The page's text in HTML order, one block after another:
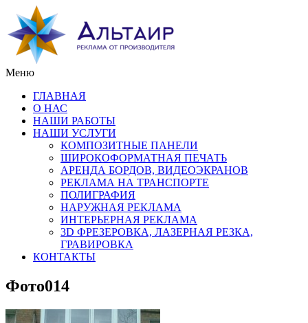
Меню
ГЛАВНАЯ
О НАС
НАШИ РАБОТЫ
НАШИ УСЛУГИ
КОМПОЗИТНЫЕ ПАНЕЛИ
ШИРОКОФОРМАТНАЯ ПЕЧАТЬ
АРЕНДА БОРДОВ, ВИДЕОЭКРАНОВ
РЕКЛАМА НА ТРАНСПОРТЕ
ПОЛИГРАФИЯ
НАРУЖНАЯ РЕКЛАМА
ИНТЕРЬЕРНАЯ РЕКЛАМА
3D ФРЕЗЕРОВКА, ЛАЗЕРНАЯ РЕЗКА,
ГРАВИРОВКА
КОНТАКТЫ
Фото014